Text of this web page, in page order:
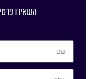
השאירו